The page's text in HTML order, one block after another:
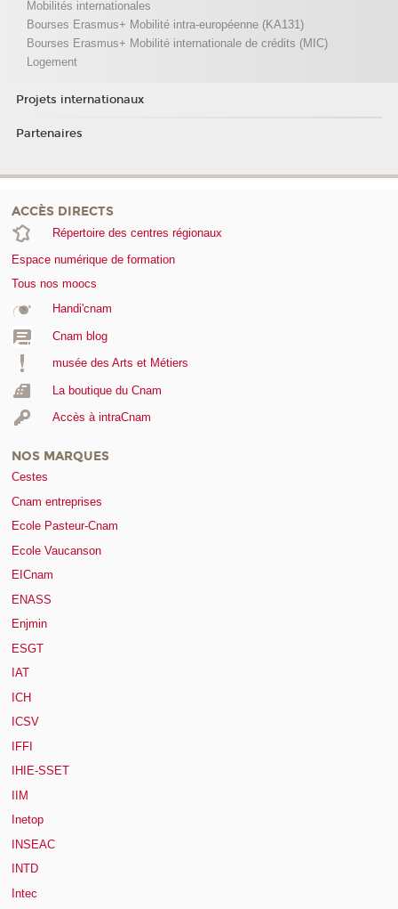
Mobilités internationales
Bourses Erasmus+ Mobilité intra-européenne (KA131)
Bourses Erasmus+ Mobilité internationale de crédits (MIC)
Logement
Projets internationaux
Partenaires
ACCÈS DIRECTS
Répertoire des centres régionaux
Espace numérique de formation
Tous nos moocs
Handi'cnam
Cnam blog
musée des Arts et Métiers
La boutique du Cnam
Accès à intraCnam
NOS MARQUES
Cestes
Cnam entreprises
Ecole Pasteur-Cnam
Ecole Vaucanson
EICnam
ENASS
Enjmin
ESGT
IAT
ICH
ICSV
IFFI
IHIE-SSET
IIM
Inetop
INSEAC
INTD
Intec